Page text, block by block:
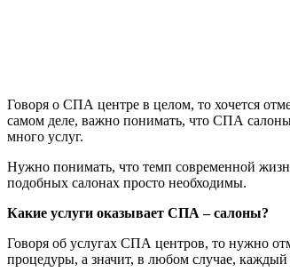
Говоря о СПА центре в целом, то хочется
самом деле, важно понимать, что СПА
много услуг.
Нужно понимать, что темп современной
подобных салонах просто необходимы.
Какие услуги оказывает СПА – салоны?
Говоря об услугах СПА центров, то нужно
процедуры, а значит, в любом случае,